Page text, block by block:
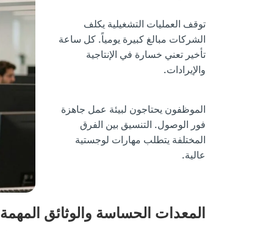
توقف العمليات التشغيلية يكلف
الشركات مبالغ كبيرة يومياً. كل ساعة
تأخير تعني خسارة في الإنتاجية
والإيرادات.
الموظفون يحتاجون لبيئة عمل جاهزة
فور الوصول. التنسيق بين الفرق
المختلفة يتطلب مهارات لوجستية
عالية.
المعدات الحساسة والوثائق المهمة